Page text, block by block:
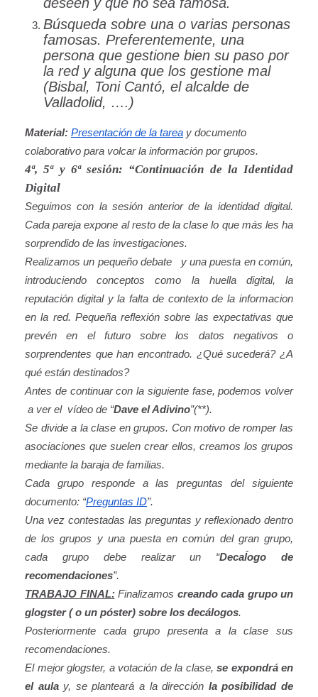
Búsqueda sobre una o varias personas
famosas. Preferentemente, una
persona que gestione bien su paso por
la red y alguna que los gestione mal
(Bisbal, Toni Cantó, el alcalde de
Valladolid, ….)
Material: Presentación de la tarea y documento
colaborativo para volcar la información por grupos.
4ª, 5ª y 6ª sesión: “Continuación de la Identidad
Digital
Seguimos con la sesión anterior de la identidad digital.
Cada pareja expone al resto de la clase lo que más les ha
sorprendido de las investigaciones.
Realizamos un pequeño debate y una puesta en común,
introduciendo conceptos como la huella digital, la
reputación digital y la falta de contexto de la informacion
en la red. Pequeña reflexión sobre las expectativas que
prevén en el futuro sobre los datos negativos o
sorprendentes que han encontrado. ¿Qué sucederá? ¿A
qué están destinados?
Antes de continuar con la siguiente fase, podemos volver
a ver el vídeo de “Dave el Adivino”(**).
Se divide a la clase en grupos. Con motivo de romper las
asociaciones que suelen crear ellos, creamos los grupos
mediante la baraja de familias.
Cada grupo responde a las preguntas del siguiente
documento: “Preguntas ID”.
Una vez contestadas las preguntas y reflexionado dentro
de los grupos y una puesta en común del gran grupo,
cada grupo debe realizar un “Decaĺogo de
recomendaciones”.
TRABAJO FINAL:Finalizamos creando cada grupo un
glogster ( o un póster) sobre los decálogos.
Posteriormente cada grupo presenta a la clase sus
recomendaciones.
El mejor glogster, a votación de la clase, se expondrá en
el aulay, se planteará a la dirección la posibilidad de